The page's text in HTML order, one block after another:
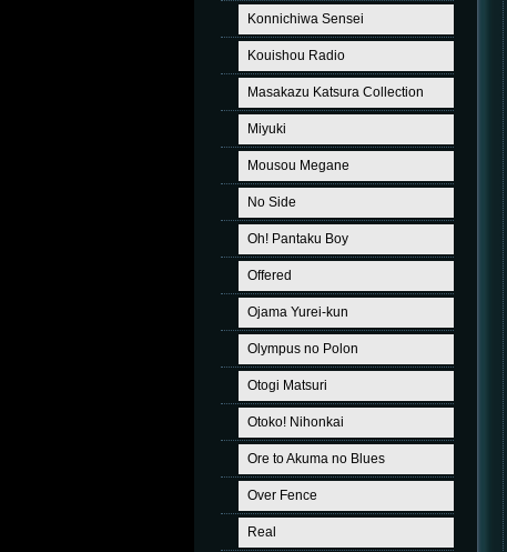
Konnichiwa Sensei
Kouishou Radio
Masakazu Katsura Collection
Miyuki
Mousou Megane
No Side
Oh! Pantaku Boy
Offered
Ojama Yurei-kun
Olympus no Polon
Otogi Matsuri
Otoko! Nihonkai
Ore to Akuma no Blues
Over Fence
Real